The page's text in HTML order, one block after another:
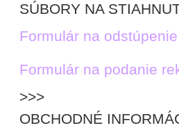
SÚBORY NA
Formulár na
Formulár na podanie
>>>
OBCHODNÉ